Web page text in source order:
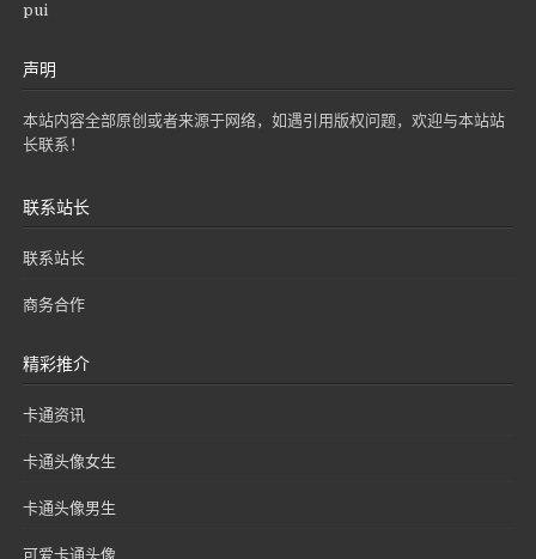
pui
声明
本站内容全部原创或者来源于网络，如遇引用版权问题，欢迎与本站站
长联系！
联系站长
联系站长
商务合作
精彩推介
卡通资讯
卡通头像女生
卡通头像男生
可爱卡通头像